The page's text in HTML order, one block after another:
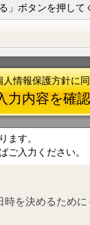
」ボタンを押して
0314
人情報保護方針に
力内容を確
ます。
ご入力ください。
を決めるため